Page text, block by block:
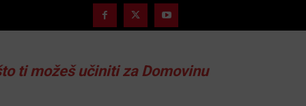
ti možeš učiniti za Domovinu